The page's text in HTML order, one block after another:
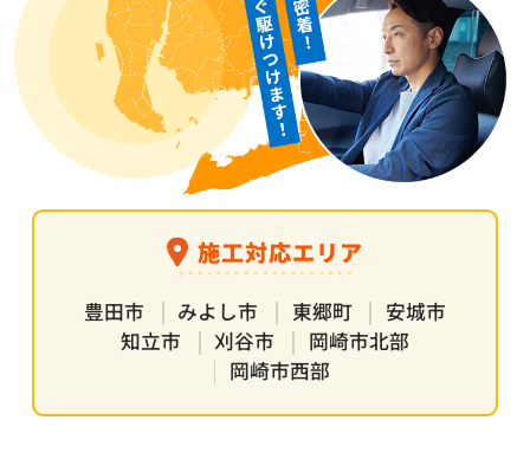
施工対応エリア
豊田市 みよし市 東郷町
安城市
知立市
刈谷市
岡崎市北部
岡崎市西部